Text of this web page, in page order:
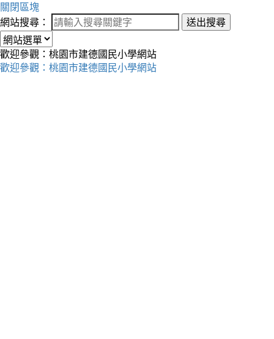
關閉區塊
網站搜尋：
送出搜尋
歡迎參觀：桃園市建德國民小學網站
歡迎參觀：桃園市建德國民小學網站